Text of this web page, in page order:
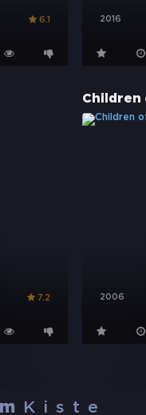
6.1 2016
7.2
Children
2006
Kiste